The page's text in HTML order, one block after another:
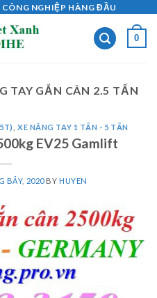
NGHIỆP HÀNG ĐẦU
0
TAY GẮN CÂN 2.5 TẤN
,XE NÂNG TAY 1 TẤN - 5 TẤN
EV25 Gamlift
BẢY, 2020BYHUYEN